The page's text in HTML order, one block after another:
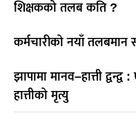
शिक्षकको तलब कति ?
कर्मचारीको नयाँ तलबमान
झापामा मानव–हात्ती
हात्तीको मृत्यु